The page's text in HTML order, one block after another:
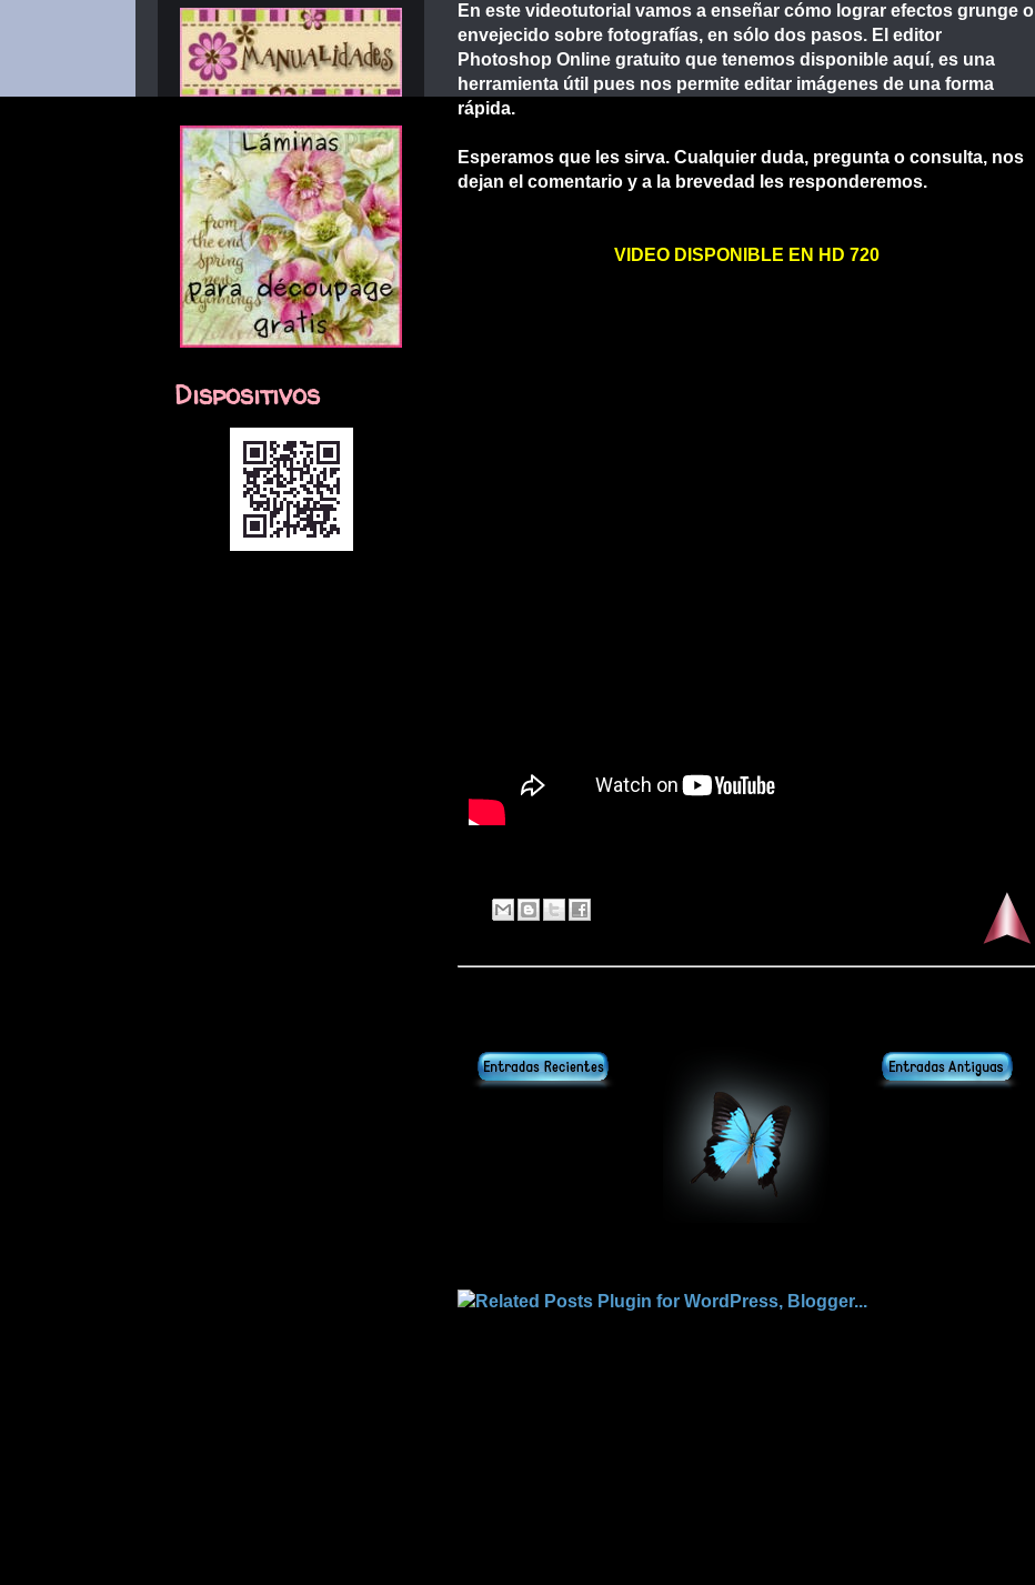
En este videotutorial vamos a enseñar cómo lograr efectos grunge o
envejecido sobre fotografías, en sólo dos pasos. El editor
Photoshop Online gratuito que tenemos disponible aquí, es una
herramienta útil pues nos permite editar imágenes de una forma
rápida.
Esperamos que les sirva. Cualquier duda, pregunta o consulta, nos
dejan el comentario y a la brevedad les responderemos.
VIDEO DISPONIBLE EN HD 720
Dispositivos